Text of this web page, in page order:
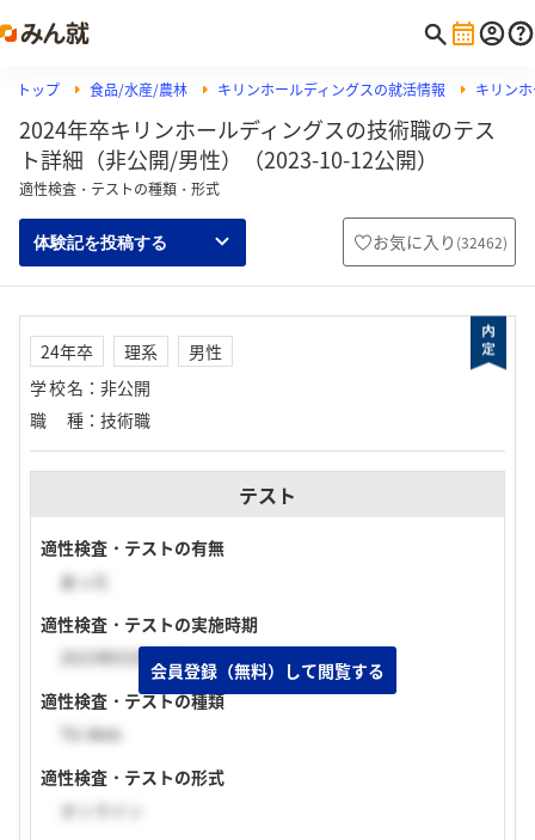
トップ 食品/水産/農林 キリンホールディングスの就活情報 キリン
2024年卒キリンホールディングスの技術職のテス
ト詳細（非公開/男性）（2023-10-12公開）
適性検査・テストの種類・形式
体験記を投稿する お気に入り (32462)
24年卒 理系
男性
学校名 ： 非公開
職種 ： 技術職
テスト
適性検査・テストの有無
あった
適性検査・テストの実施時期
2023年03月上旬
適性検査・テストの種類
TG-Web
適性検査・テストの形式
オンライン
会員登録（無料）して閲覧する